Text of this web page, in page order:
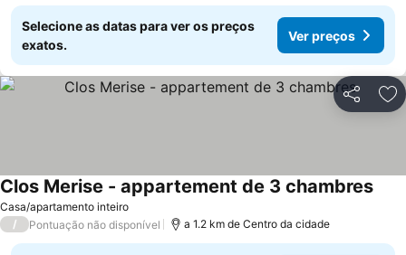
Selecione as datas para ver os preços
exatos.
Ver preços
Partilhar
Casa/apartamento inteiro
Clos Merise - appartement de 3 chambresVer
/ Pontuação não disponível a 1.2 km de Centro da cidade